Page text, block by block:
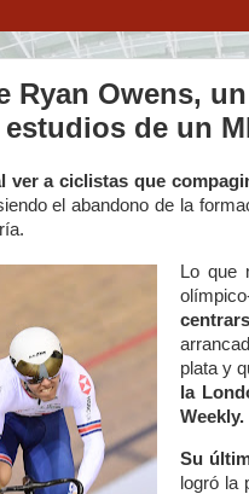
Ryan Owens,
de un
ver a ciclistas que
el abandono de la
Lo que
plata y
la
Weekly.
Su
logró la